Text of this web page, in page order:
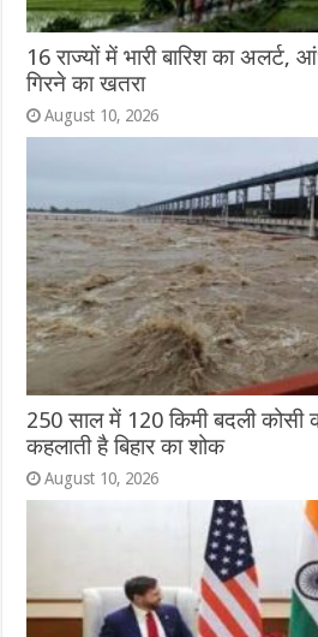
16 राज्यों में भारी बारिश का
गिरने का खतरा
August 10, 2026
250 साल में 120 किमी बदली कोसी
कहलाती है बिहार का शोक
August 10, 2026